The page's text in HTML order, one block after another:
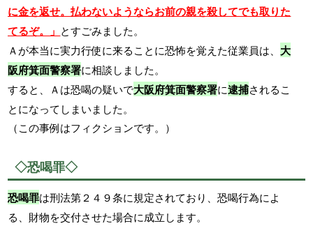
に金を返せ。払わないようならお前の親を殺してでも取りた
てるぞ。」 とすごみました。
Ａが本当に実力行使に来ることに恐怖を覚えた従業員は、 大
阪府箕面警察署に相談しました。
すると、Ａは恐喝の疑いで大阪府箕面警察署に逮捕されるこ
とになってしまいました。
（この事例はフィクションです。）
◇恐喝罪◇
恐喝罪は刑法第２４９条に規定されており、恐喝行為によ
る、財物を交付させた場合に成立します。